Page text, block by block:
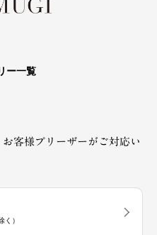
ー一覧
お客様プリーザーがご対応い
）